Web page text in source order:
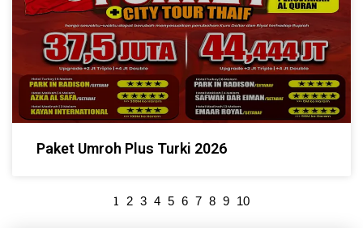
Paket Umroh Plus Turki 2026
1 2 3 4 5 6 7 8 9 10